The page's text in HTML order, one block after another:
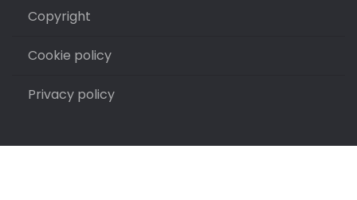
Copyright
Cookie policy
Privacy policy